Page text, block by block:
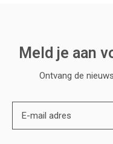
Meld je aan
Ontvang de